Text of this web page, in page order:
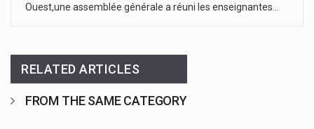
Ouest,une assemblée générale a réuni les enseignantes…
RELATED ARTICLES
FROM THE SAME CATEGORY